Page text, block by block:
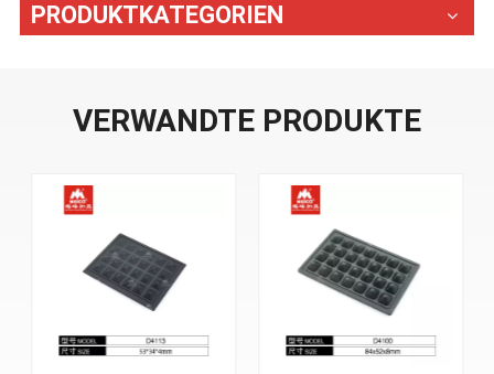
PRODUKTKATEGORIEN
VERWANDTE PRODUKTE